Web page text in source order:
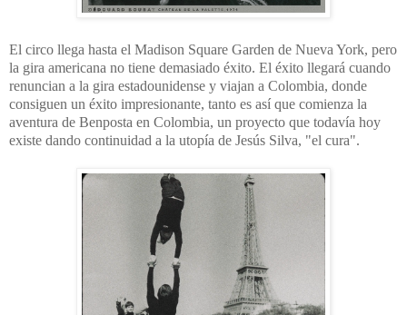
El circo llega hasta el Madison Square Garden de Nueva York, pero
la gira americana no tiene demasiado éxito. El éxito llegará cuando
renuncian a la gira estadounidense y viajan a Colombia, donde
consiguen un éxito impresionante, tanto es así que comienza la
aventura de Benposta en Colombia, un proyecto que todavía hoy
existe dando continuidad a la utopía de Jesús Silva, "el cura".